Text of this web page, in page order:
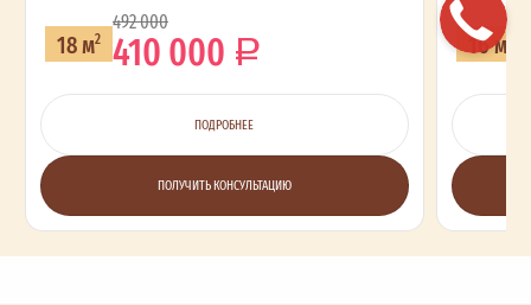
18 м2
492 000
410 000
ПОДРОБНЕЕ
ПОЛУЧИТЬ КОНСУЛЬТАЦИЮ
16 м